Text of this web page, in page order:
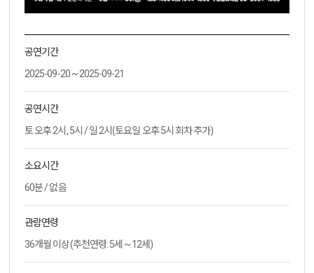
공연기간
2025-09-20 ~ 2025-09-21
공연시간
토 오후 2시, 5시 / 일 2시(토요일 오후 5시 회차 추가)
소요시간
60분 / 없음
관람연령
36개월 이상(추천연령: 5세 ~ 12세)